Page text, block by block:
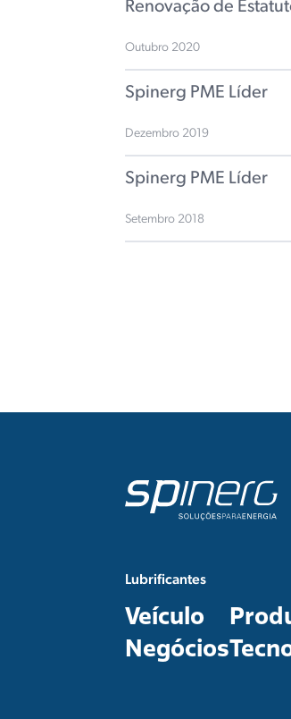
Renovação de
Outubro 2020
Spinerg PME Líder
Dezembro 2019
Spinerg PME Líder
Setembro 2018
Lubrificantes
Veículo
Negócios